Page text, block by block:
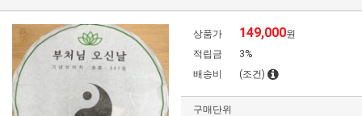
상품가 149,000원
적립금
3%
배송비
(조건)
구매단위